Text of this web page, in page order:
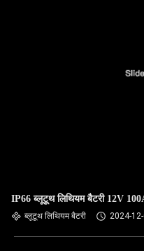
IP66 ब्लूटूथ लिथियम बैटरी 12V
ब्लूटूथ लिथियम बैटरी 2024-